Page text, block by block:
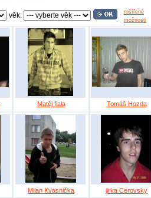
věk:
rošířené
možnosti
Matěj fiala Tomáš Hozda
Milan Kvasnička jirka Cerovsky